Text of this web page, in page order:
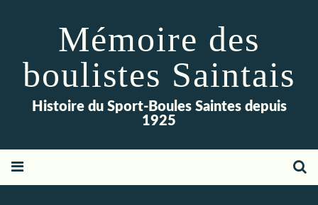
Mémoire des
boulistes Saintais
Histoire du Sport-Boules Saintes depuis
1925